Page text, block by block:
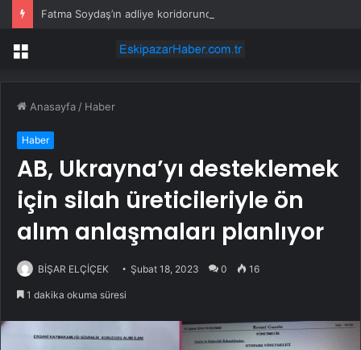
Fatma Soydaş’ın adliye koridorundaki doğal hali viral oldu
Menü
Anasayfa / Haber
Haber
AB, Ukrayna’yı desteklemek
için silah üreticileriyle ön
alım anlaşmaları planlıyor
BİŞAR ELÇİÇEK Şubat 18, 2023 0 16
1 dakika okuma süresi